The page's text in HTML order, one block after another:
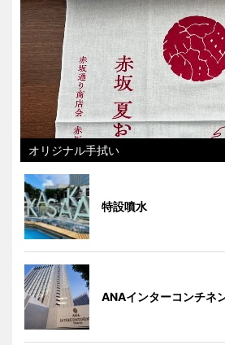
オリジナル手拭い
特設噴水
ANAインターコンチネ